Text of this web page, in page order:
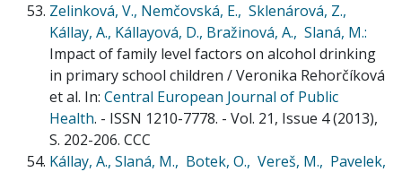
Zelinková, V., Nemčovská, E., Sklenárová, Z.,
Kállay, A., Kállayová, D., Bražinová, A., Slaná, M.:
Impact of family level factors on alcohol drinking
in primary school children / Veronika Rehorčíková
et al. In: Central European Journal of Public
Health. - ISSN 1210-7778. - Vol. 21, Issue 4 (2013),
S. 202-206. CCC
Kállay, A., Slaná, M., Botek, O., Vereš, M., Pavelek,